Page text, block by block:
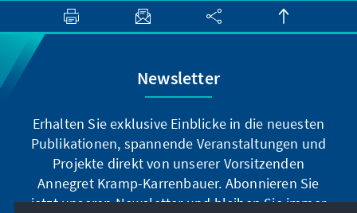
Newsletter
Erhalten Sie exklusive Einblicke in die neuesten
Publikationen, spannende Veranstaltungen und
Projekte direkt von unserer Vorsitzenden
Annegret Kramp-Karrenbauer. Abonnieren Sie
jetzt unseren Newsletter und bleiben Sie immer